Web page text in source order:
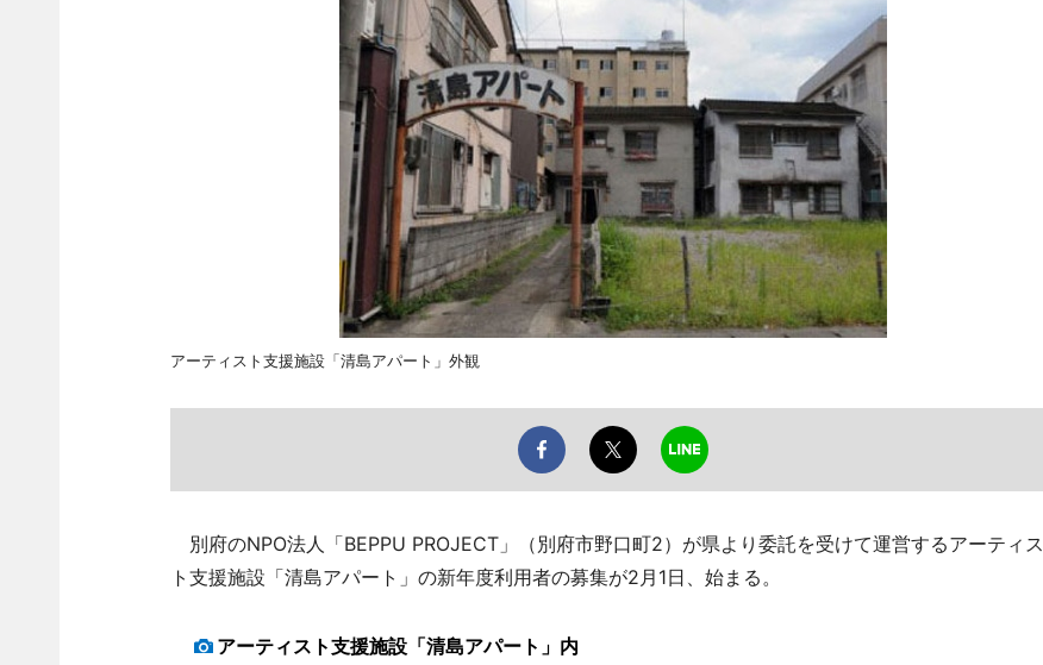
アーティスト支援施設「清島アパート」外観
別府のNPO法人「BEPPU PROJECT」（別府市野口町2）が県より委託を受けて運営するアーティス
ト支援施設「清島アパート」の新年度利用者の募集が2月1日、始まる。
アーティスト支援施設「清島アパート」内